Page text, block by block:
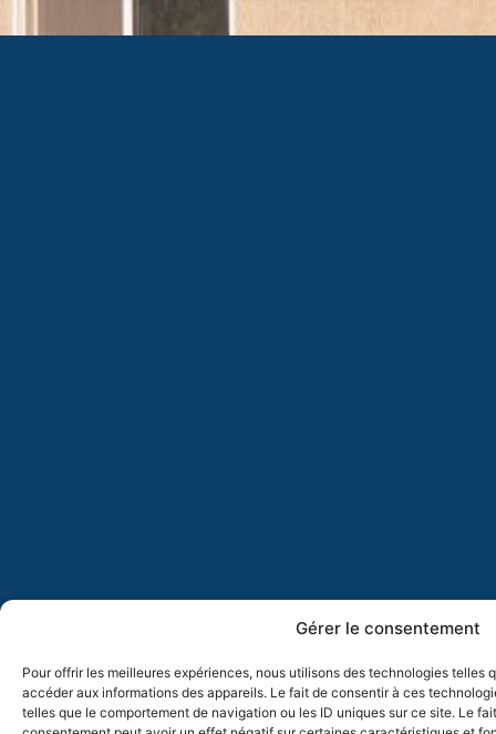
Gérer le consentement
Pour offrir les meilleures expériences, nous utilisons des technologies telles
accéder aux informations des appareils. Le fait de consentir à ces
telles que le comportement de navigation ou les ID uniques sur ce site. Le